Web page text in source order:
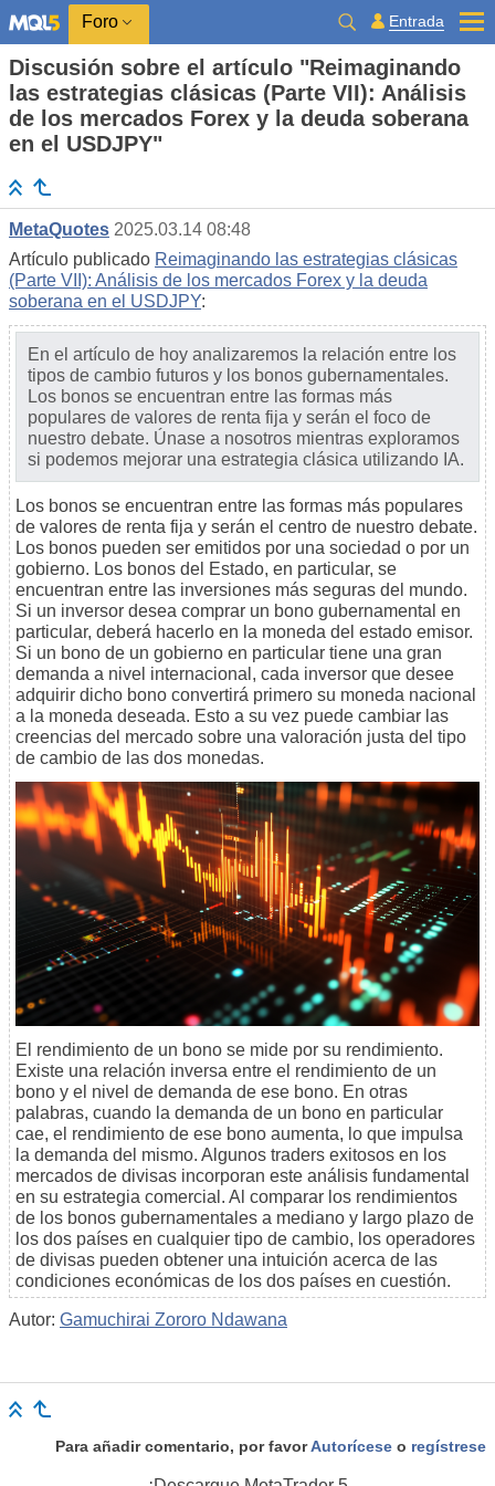
Foro Entrada
Discusión sobre el artículo "Reimaginando
las estrategias clásicas (Parte VII): Análisis
de los mercados Forex y la deuda soberana
en el USDJPY"
MetaQuotes 2025.03.14 08:48
Artículo publicado Reimaginando las estrategias clásicas
(Parte VII): Análisis de los mercados Forex y la deuda
soberana en el USDJPY:
En el artículo de hoy analizaremos la relación entre los
tipos de cambio futuros y los bonos gubernamentales.
Los bonos se encuentran entre las formas más
populares de valores de renta fija y serán el foco de
nuestro debate. Únase a nosotros mientras exploramos
si podemos mejorar una estrategia clásica utilizando IA.
Los bonos se encuentran entre las formas más populares
de valores de renta fija y serán el centro de nuestro debate.
Los bonos pueden ser emitidos por una sociedad o por un
gobierno. Los bonos del Estado, en particular, se
encuentran entre las inversiones más seguras del mundo.
Si un inversor desea comprar un bono gubernamental en
particular, deberá hacerlo en la moneda del estado emisor.
Si un bono de un gobierno en particular tiene una gran
demanda a nivel internacional, cada inversor que desee
adquirir dicho bono convertirá primero su moneda nacional
a la moneda deseada. Esto a su vez puede cambiar las
creencias del mercado sobre una valoración justa del tipo
de cambio de las dos monedas.
El rendimiento de un bono se mide por su rendimiento.
Existe una relación inversa entre el rendimiento de un
bono y el nivel de demanda de ese bono. En otras
palabras, cuando la demanda de un bono en particular
cae, el rendimiento de ese bono aumenta, lo que impulsa
la demanda del mismo. Algunos traders exitosos en los
mercados de divisas incorporan este análisis fundamental
en su estrategia comercial. Al comparar los rendimientos
de los bonos gubernamentales a mediano y largo plazo de
los dos países en cualquier tipo de cambio, los operadores
de divisas pueden obtener una intuición acerca de las
condiciones económicas de los dos países en cuestión.
Autor: Gamuchirai Zororo Ndawana
Para añadir comentario, por favorAutorícese o regístrese